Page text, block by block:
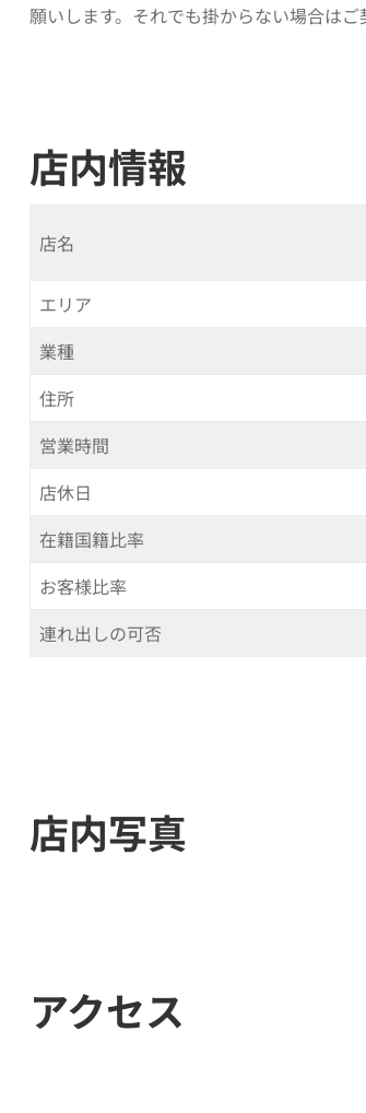
願いします。それでも掛からない場合は
店内情報
店名
エリア
業種
住所
営業時間
店休日
在籍国籍比率
お客様比率
連れ出しの可否
店内写真
アクセス